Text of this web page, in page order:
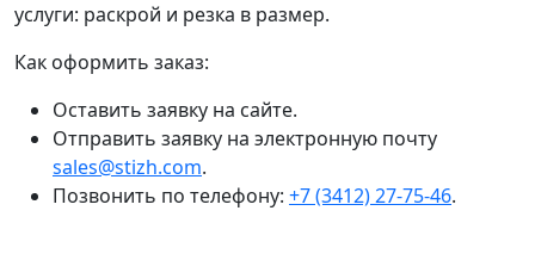
услуги: раскрой и резка в размер.
Как оформить заказ:
Оставить заявку на сайте.
Отправить заявку на электронную почту
sales@stizh.com.
Позвонить по телефону: +7 (3412) 27-75-46.